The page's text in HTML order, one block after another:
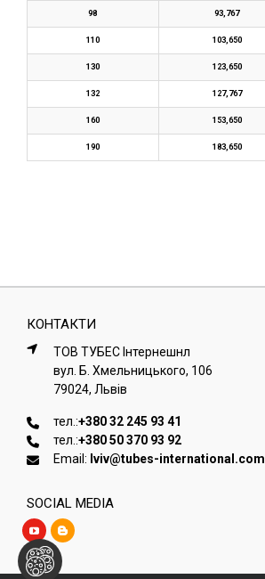
98 93,767
110 103,650
130 123,650
132 127,767
160 153,650
190 183,650
КОНТАКТИ
ТОВ ТУБЕС Iнтернешнл
вул. Б. Хмельницького, 106
79024, Львiв
тел.:+380 32 245 93 41
тел.:+380 50 370 93 92
Email: lviv@tubes-international.com
SOCIAL MEDIA